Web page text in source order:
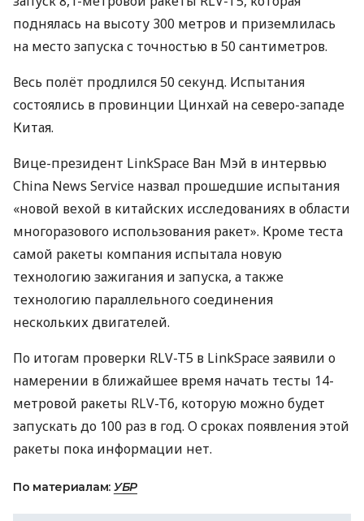
поднялась на высоту 300 метров и приземлилась
на место запуска с точностью в 50 сантиметров.
Весь полёт продлился 50 секунд. Испытания
состоялись в провинции Цинхай на северо-западе
Китая.
Вице-президент LinkSpace Ван Мэй в интервью
China News Service назвал прошедшие испытания
«новой вехой в китайских исследованиях в области
многоразового использования ракет». Кроме теста
самой ракеты компания испытала новую
технологию зажигания и запуска, а также
технологию параллельного соединения
нескольких двигателей.
По итогам проверки RLV-T5 в LinkSpace заявили о
намерении в ближайшее время начать тесты 14-
метровой ракеты RLV-T6, которую можно будет
запускать до 100 раз в год. О сроках появления этой
ракеты пока информации нет.
По материалам: УБР